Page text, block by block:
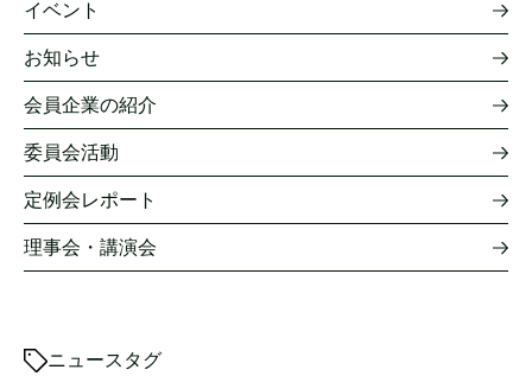
イベント
お知らせ
会員企業の紹介
委員会活動
定例会レポート
理事会・講演会
ニュースタグ